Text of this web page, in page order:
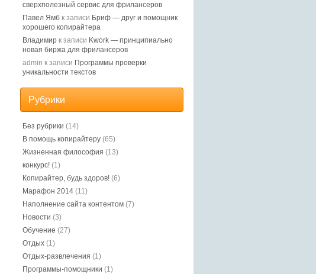
сверхполезный сервис для фрилансеров
Павел Ямб к записи Бриф — друг и помощник
хорошего копирайтера
Владимир к записи Kwork — принципиально
новая биржа для фрилансеров
admin к записи Программы проверки
уникальности текстов
Рубрики
Без рубрики (14)
В помощь копирайтеру (65)
Жизненная философия (13)
конкурс! (1)
Копирайтер, будь здоров! (6)
Марафон 2014 (11)
Наполнение сайта контентом (7)
Новости (3)
Обучение (27)
Отдых (1)
Отдых-развлечения (1)
Программы-помощники (1)